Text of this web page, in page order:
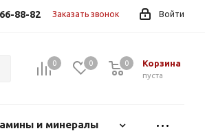
Войти
88-82 Заказать звонок
0 0 Корзина
0
пуста
0
и минералы